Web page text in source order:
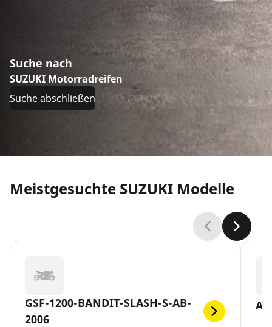
Suche nach
SUZUKI Motorradreifen
Suche abschließen
Meistgesuchte SUZUKI Modelle
GSF-1200-BANDIT-SLASH-S-AB-
2006